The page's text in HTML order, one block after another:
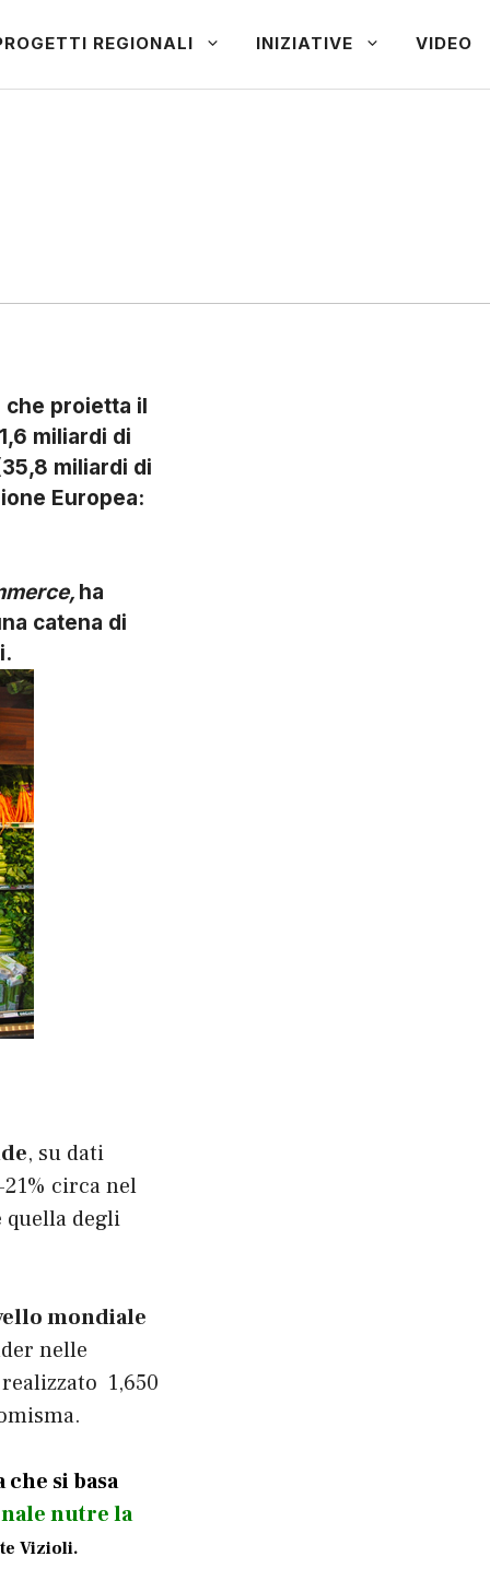
REGIONALI INIZIATIVE VIDEO
che proietta il
miliardi di
miliardi di
Europea:
ha
catena di
, su dati
circa nel
quella degli
mondiale
nelle
1,650
si basa
nutre la
Vizioli.